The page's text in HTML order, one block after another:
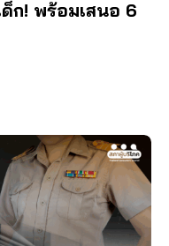
ก! พร้อมเสนอ 6